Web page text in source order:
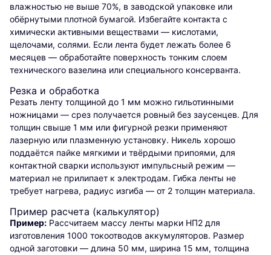
влажностью не выше 70%, в заводской упаковке или
обёрнутыми плотной бумагой. Избегайте контакта с
химически активными веществами — кислотами,
щелочами, солями. Если лента будет лежать более 6
месяцев — обработайте поверхность тонким слоем
технического вазелина или специального консерванта.
Резка и обработка
Резать ленту толщиной до 1 мм можно гильотинными
ножницами — срез получается ровный без заусенцев. Для
толщин свыше 1 мм или фигурной резки применяют
лазерную или плазменную установку. Никель хорошо
поддаётся пайке мягкими и твёрдыми припоями, для
контактной сварки используют импульсный режим —
материал не прилипает к электродам. Гибка ленты не
требует нагрева, радиус изгиба — от 2 толщин материала.
Пример расчета (калькулятор)
Пример: Рассчитаем массу ленты марки НП2 для
изготовления 1000 токоотводов аккумуляторов. Размер
одной заготовки — длина 50 мм, ширина 15 мм, толщина